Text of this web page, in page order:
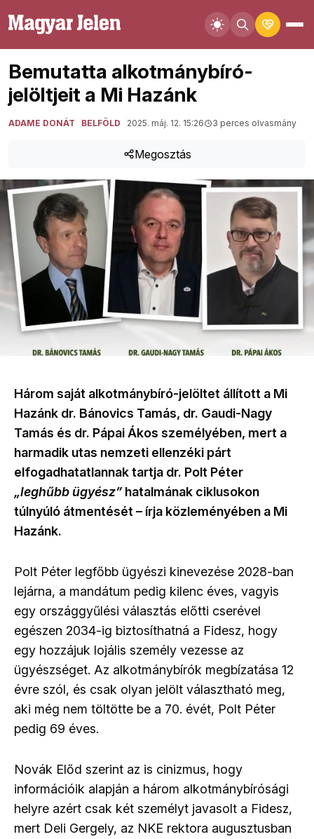
Bemutatta alkotmánybíró-
jelöltjeit a Mi Hazánk
ADAME DONÁT BELFÖLD 2025. máj. 12. 15:26 3 perces olvasmány
Megosztás
Három saját alkotmánybíró-jelöltet állított a Mi
Hazánk dr. Bánovics Tamás, dr. Gaudi-Nagy
Tamás és dr. Pápai Ákos személyében, mert a
harmadik utas nemzeti ellenzéki párt
elfogadhatatlannak tartja dr. Polt Péter
„leghűbb ügyész”hatalmának ciklusokon
túlnyúló átmentését – írja közleményében a Mi
Hazánk.
Polt Péter legfőbb ügyészi kinevezése 2028-ban
lejárna, a mandátum pedig kilenc éves, vagyis
egy országgyűlési választás előtti cserével
egészen 2034-ig biztosíthatná a Fidesz, hogy
egy hozzájuk lojális személy vezesse az
ügyészséget. Az alkotmánybírók megbízatása 12
évre szól, és csak olyan jelölt választható meg,
aki még nem töltötte be a 70. évét, Polt Péter
pedig 69 éves.
Novák Előd szerint az is cinizmus, hogy
információik alapján a három alkotmánybírósági
helyre azért csak két személyt javasolt a Fidesz,
mert Deli Gergely, az NKE rektora augusztusban